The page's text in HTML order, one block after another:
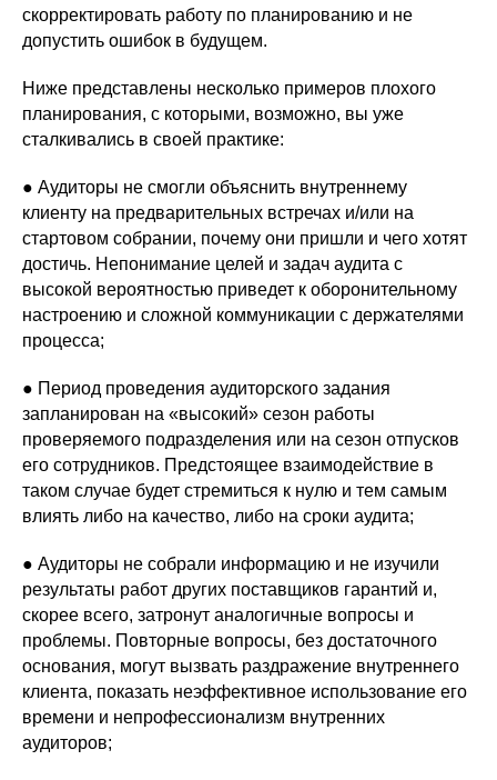
скорректировать работу по планированию и не
допустить ошибок в будущем.
Ниже представлены несколько примеров плохого
планирования, с которыми, возможно, вы уже
сталкивались в своей практике:
● Аудиторы не смогли объяснить внутреннему
клиенту на предварительных встречах и/или на
стартовом собрании, почему они пришли и чего хотят
достичь. Непонимание целей и задач аудита с
высокой вероятностью приведет к оборонительному
настроению и сложной коммуникации с держателями
процесса;
● Период проведения аудиторского задания
запланирован на «высокий» сезон работы
проверяемого подразделения или на сезон отпусков
его сотрудников. Предстоящее взаимодействие в
таком случае будет стремиться к нулю и тем самым
влиять либо на качество, либо на сроки аудита;
● Аудиторы не собрали информацию и не изучили
результаты работ других поставщиков гарантий и,
скорее всего, затронут аналогичные вопросы и
проблемы. Повторные вопросы, без достаточного
основания, могут вызвать раздражение внутреннего
клиента, показать неэффективное использование его
времени и непрофессионализм внутренних
аудиторов;